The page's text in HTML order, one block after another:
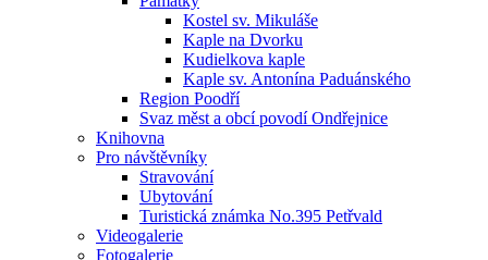
Kostel sv. Mikuláše
Kaple na Dvorku
Kudielkova kaple
Kaple sv. Antonína Paduánského
Region Poodří
Svaz měst a obcí povodí Ondřejnice
Knihovna
Pro návštěvníky
Stravování
Ubytování
Turistická známka No.395 Petřvald
Videogalerie
Fotogalerie